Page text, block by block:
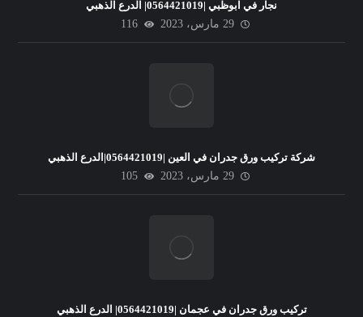
نجار في ابوظبي |0564421019| الدرع الذهبي
29 مارس، 2023
116
شركة تركيب ورق جدران في العين |0564421019|الدرع الذهبي
29 مارس، 2023
105
تركيب ورق جدران في عجمان |0564421019| الدرع الذهبي